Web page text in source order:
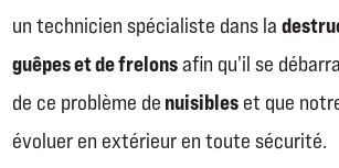
un technicien spécialiste dans la
guêpes et de frelonsafin qu'il se
de ce problème de nuisibles et que
évoluer en extérieur en toute sécurité.